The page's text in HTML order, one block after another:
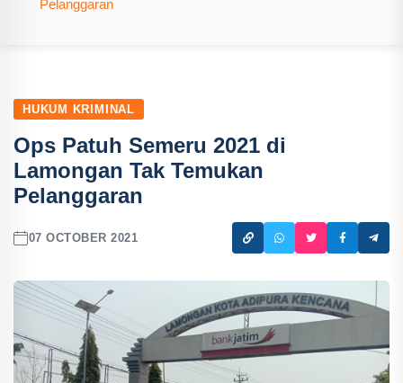
Pelanggaran
HUKUM KRIMINAL
Ops Patuh Semeru 2021 di
Lamongan Tak Temukan
Pelanggaran
07 OCTOBER 2021